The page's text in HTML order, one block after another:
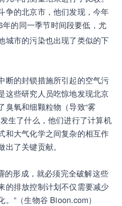
争的北京市，他们发现，今年
年的同一季节时间段要低，尤
城市的污染也出现了类似的下
断的封锁措施所引起的空气污
这些研究人员吃惊地发现北京
臭氧和细颗粒物（导致“雾
生了什么，他们进行了计算机
和大气化学之间复杂的相互作
了关键贡献。
的形成，就必须完全破解这些
的排放控制计划不仅需要减少
”（生物谷 Bioon.com）